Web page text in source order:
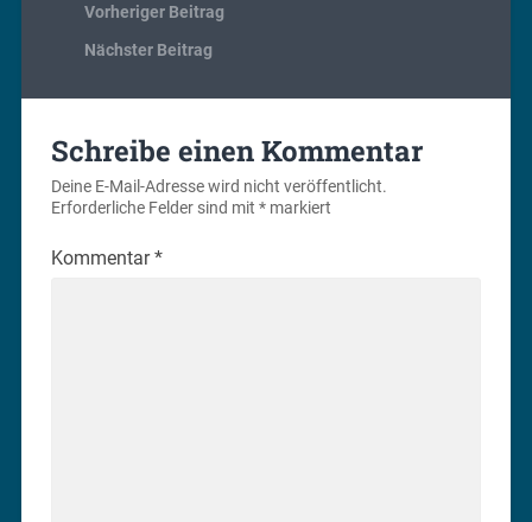
Vorheriger Beitrag
Nächster Beitrag
Schreibe einen Kommentar
Deine E-Mail-Adresse wird nicht veröffentlicht.
Erforderliche Felder sind mit *markiert
Kommentar*